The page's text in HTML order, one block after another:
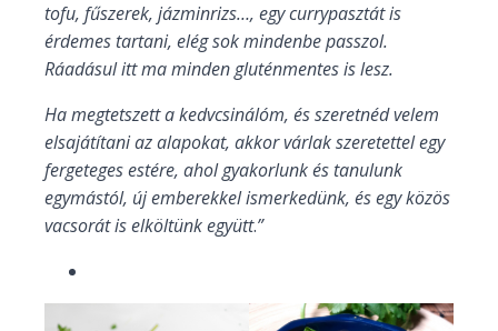
tofu, fűszerek, jázminrizs…, egy currypasztát is
érdemes tartani, elég sok mindenbe passzol.
Ráadásul itt ma minden gluténmentes is lesz.
Ha megtetszett a kedvcsinálóm, és szeretnéd velem
elsajátítani az alapokat, akkor várlak szeretettel egy
fergeteges estére, ahol gyakorlunk és tanulunk
egymástól, új emberekkel ismerkedünk, és egy közös
vacsorát is elköltünk együtt.”